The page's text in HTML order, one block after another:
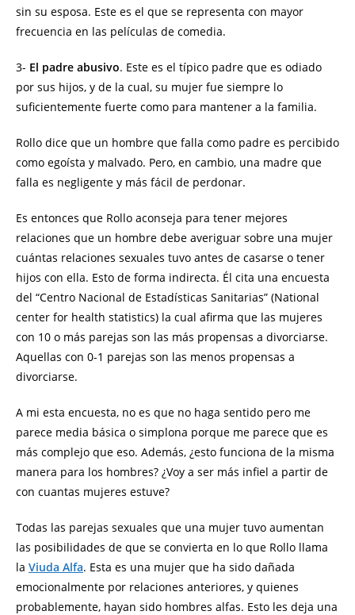
sin su esposa. Este es el que se representa con mayor
frecuencia en las películas de comedia.
3- El padre abusivo. Este es el típico padre que es odiado
por sus hijos, y de la cual, su mujer fue siempre lo
suficientemente fuerte como para mantener a la familia.
Rollo dice que un hombre que falla como padre es percibido
como egoísta y malvado. Pero, en cambio, una madre que
falla es negligente y más fácil de perdonar.
Es entonces que Rollo aconseja para tener mejores
relaciones que un hombre debe averiguar sobre una mujer
cuántas relaciones sexuales tuvo antes de casarse o tener
hijos con ella. Esto de forma indirecta. Él cita una encuesta
del “Centro Nacional de Estadísticas Sanitarias” (National
center for health statistics) la cual afirma que las mujeres
con 10 o más parejas son las más propensas a divorciarse.
Aquellas con 0-1 parejas son las menos propensas a
divorciarse.
A mi esta encuesta, no es que no haga sentido pero me
parece media básica o simplona porque me parece que es
más complejo que eso. Además, ¿esto funciona de la misma
manera para los hombres? ¿Voy a ser más infiel a partir de
con cuantas mujeres estuve?
Todas las parejas sexuales que una mujer tuvo aumentan
las posibilidades de que se convierta en lo que Rollo llama
la Viuda Alfa. Esta es una mujer que ha sido dañada
emocionalmente por relaciones anteriores, y quienes
probablemente, hayan sido hombres alfas. Esto les deja una